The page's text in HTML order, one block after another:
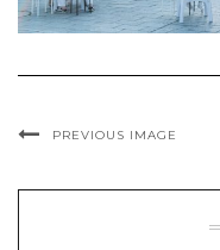
PREVIOUS IMAGE